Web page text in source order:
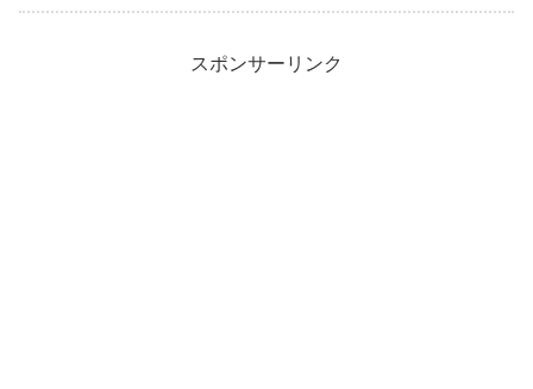
スポンサーリンク